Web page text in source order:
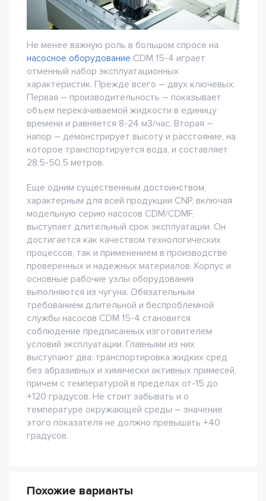
Не менее важную роль в большом спросе на
насосное оборудование CDM 15-4 играет
отменный набор эксплуатационных
характеристик. Прежде всего – двух ключевых.
Первая – производительность – показывает
объем перекачиваемой жидкости в единицу
времени и равняется 8-24 м3/час. Вторая –
напор – демонстрирует высоту и расстояние, на
которое транспортируется вода, и составляет
28,5-50,5 метров.
Еще одним существенным достоинством,
характерным для всей продукции CNP, включая
модельную серию насосов CDM/CDMF,
выступает длительный срок эксплуатации. Он
достигается как качеством технологических
процессов, так и применением в производстве
проверенных и надежных материалов. Корпус и
основные рабочие узлы оборудования
выполняются из чугуна. Обязательным
требованием длительной и беспроблемной
службы насосов CDM 15-4 становится
соблюдение предписанных изготовителем
условий эксплуатации. Главными из них
выступают два: транспортировка жидких сред
без абразивных и химически активных примесей,
причем с температурой в пределах от-15 до
+120 градусов. Не стоит забывать и о
температуре окружающей среды – значение
этого показателя не должно превышать +40
градусов.
Похожие варианты